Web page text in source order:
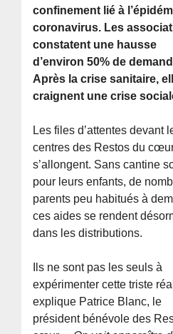
confinement lié à
coronavirus. Les
constatent une hausse
d’environ 50% de
Après la crise sanitaire,
craignent une crise
Les files d’attentes devant
centres des Restos du
s’allongent. Sans cantine
pour leurs enfants, de
parents peu habitués à
ces aides se rendent
dans les distributions.
Ils ne sont pas les seuls à
expérimenter cette triste
explique Patrice Blanc, le
président bénévole des